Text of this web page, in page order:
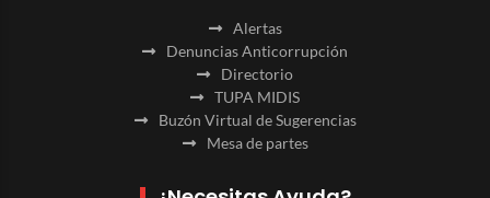
Alertas
Denuncias Anticorrupción
Directorio
TUPA MIDIS
Buzón Virtual de Sugerencias
Mesa de partes